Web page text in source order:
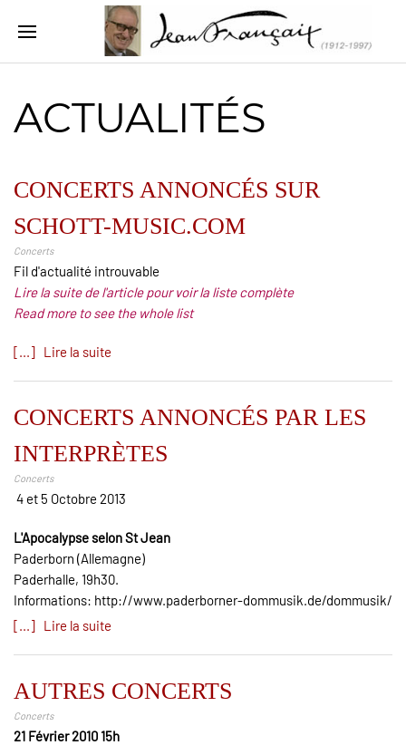
ACTUALITÉS
CONCERTS ANNONCÉS SUR
SCHOTT-MUSIC.COM
Concerts
Fil d'actualité introuvable
Lire la suite de l'article pour voir la liste complète
Read more to see the whole list
[...] Lire la suite
CONCERTS ANNONCÉS PAR LES
INTERPRÈTES
Concerts
4 et 5 Octobre 2013
L'Apocalypse selon St Jean
Paderborn (Allemagne)
Paderhalle, 19h30.
Informations: http://www.paderborner-dommusik.de/dommusik/
[...] Lire la suite
AUTRES CONCERTS
Concerts
21 Février 2010 15h